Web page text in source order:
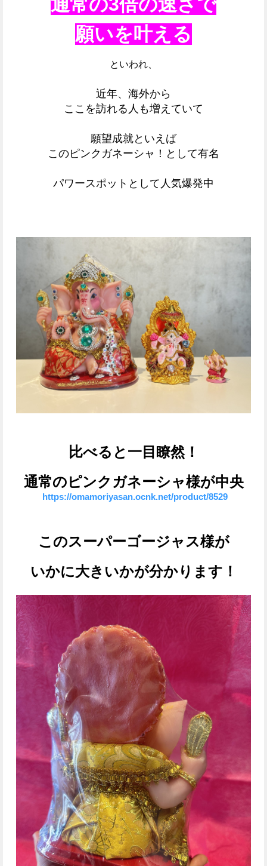
願いを叶える
といわれ、
近年、海外から
ここを訪れる人も増えていて
願望成就といえば
このピンクガネーシャ！ として有名
パワースポットとして人気爆発中
比べると一目瞭然！
通常のピンクガネーシャ様が中央
https://omamoriyasan.ocnk.net/product/8529
このスーパーゴージャス様が
いかに大きいかが分かります！